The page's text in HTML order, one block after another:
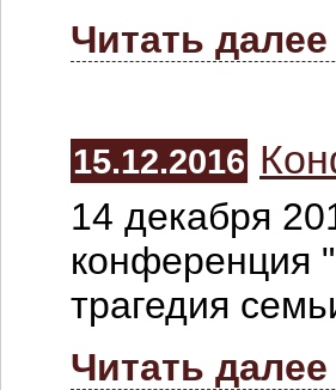
Читать
15.12.2016
14 декабря
конференция
трагедия
Читать